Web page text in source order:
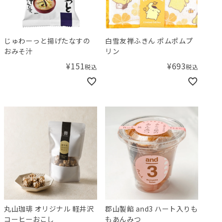
じゅわーっと揚げたなすの
おみそ汁
¥151税込
白雪友禅ふきん ポムポムプ
リン
¥693税込
丸山珈琲 オリジナル 軽井沢
コーヒーおこし
郡山製餡 and3 ハート入りも
もあんみつ